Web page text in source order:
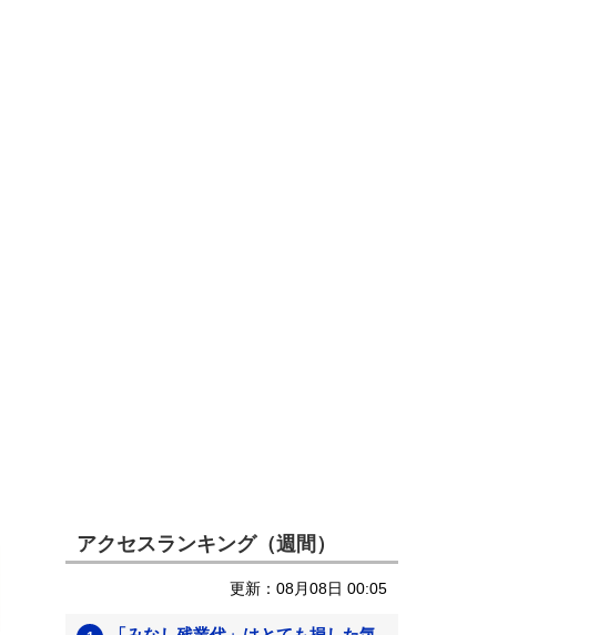
アクセスランキング（週間）
更新：08月08日 00:05